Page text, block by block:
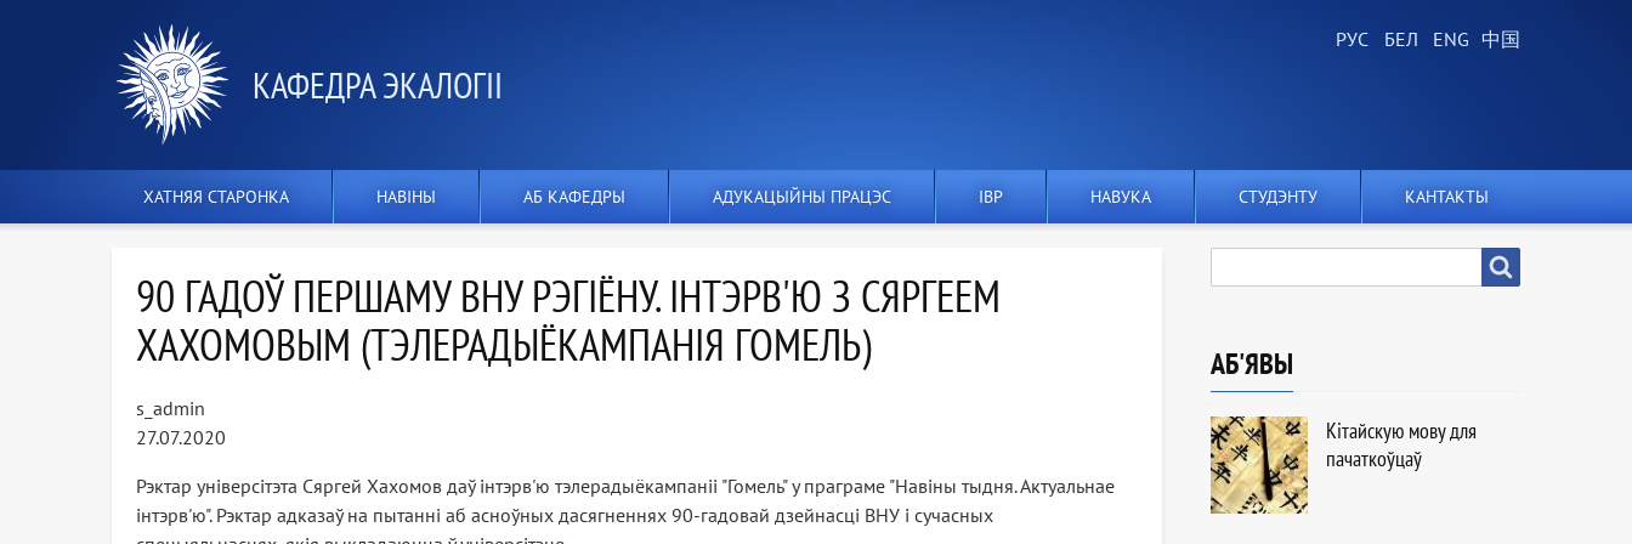
КАФЕДРА ЭКАЛОГІІ
ХАТНЯЯ СТАРОНКА НАВІНЫ АБ КАФЕДРЫ АДУКАЦЫЙНЫ ПРАЦЭС IВР НАВУКА СТУДЭНТУ КАНТАКТЫ
90 ГАДОЎ ПЕРШАМУ ВНУ РЭГІЁНУ. ІНТЭРВ'Ю З СЯРГЕЕМ
ХАХОМОВЫМ (ТЭЛЕРАДЫЁКАМПАНІЯ ГОМЕЛЬ)
s_admin
27.07.2020
Рэктар універсітэта Сяргей Хахомов даў інтэрв'ю тэлерадыёкампаніі "Гомель" у праграме "Навіны тыдня. Актуальнае
інтэрв'ю". Рэктар адказаў на пытанні аб асноўных дасягненнях 90-гадовай дзейнасці ВНУ і сучасных
АБ'ЯВЫ
Кітайскую мову для
пачаткоўцаў